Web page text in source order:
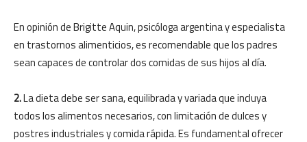
En opinión de Brigitte Aquin, psicóloga argentina y especialista
en trastornos alimenticios, es recomendable que los padres
sean capaces de controlar dos comidas de sus hijos al día.
2.La dieta debe ser sana, equilibrada y variada que incluya
todos los alimentos necesarios, con limitación de dulces y
postres industriales y comida rápida. Es fundamental ofrecer